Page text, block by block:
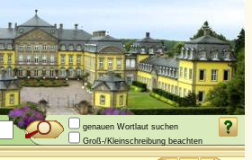
genauen Wortlaut suchen
Groß-/Kleinschreibung beachten